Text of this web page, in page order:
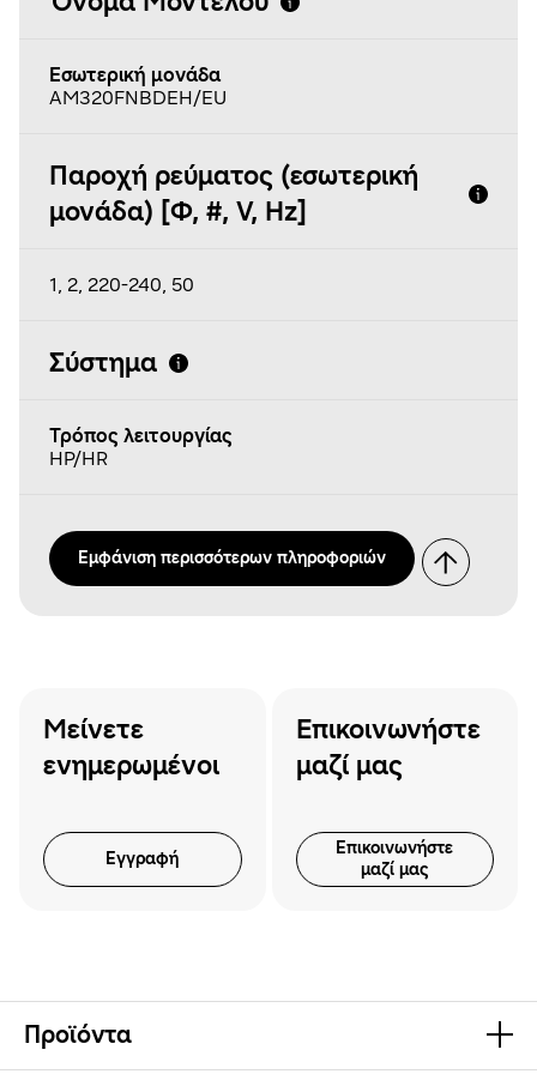
Εσωτερική μονάδα
AM320FNBDEH/EU
Παροχή ρεύματος (εσωτερική
μονάδα) [Φ, #, V, Hz]
1, 2, 220-240, 50
Σύστημα
Τρόπος λειτουργίας
HP/HR
Εμφάνιση περισσότερων πληροφοριών
Μείνετε
ενημερωμένοι
Εγγραφή
Επικοινωνήστε
μαζί μας
Επικοινωνήστε
μαζί μας
Προϊόντα